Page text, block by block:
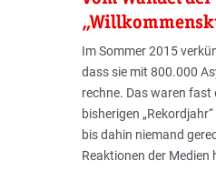
Im Sommer 2015
dass sie mit 800.000
rechne. Das waren fast
bisherigen
bis dahin niemand
Reaktionen der